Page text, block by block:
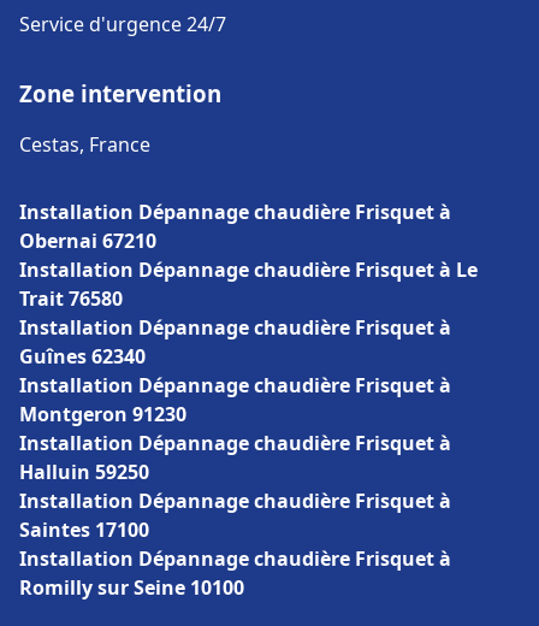
Service d'urgence 24/7
Zone intervention
Cestas, France
Installation Dépannage chaudière Frisquet à
Obernai 67210
Installation Dépannage chaudière Frisquet à Le
Trait 76580
Installation Dépannage chaudière Frisquet à
Guînes 62340
Installation Dépannage chaudière Frisquet à
Montgeron 91230
Installation Dépannage chaudière Frisquet à
Halluin 59250
Installation Dépannage chaudière Frisquet à
Saintes 17100
Installation Dépannage chaudière Frisquet à
Romilly sur Seine 10100